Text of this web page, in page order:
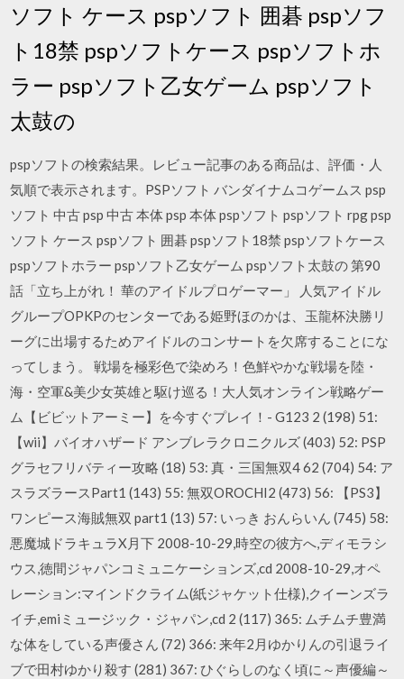
ソフト ケース pspソフト 囲碁 pspソフ
ト18禁 pspソフトケース pspソフトホ
ラー pspソフト乙女ゲーム pspソフト
太鼓の
pspソフトの検索結果。レビュー記事のある商品は、評価・人
気順で表示されます。PSPソフト バンダイナムコゲームス psp
ソフト 中古 psp 中古 本体 psp 本体 pspソフト pspソフト rpg psp
ソフト ケース pspソフト 囲碁 pspソフト18禁 pspソフトケース
pspソフトホラー pspソフト乙女ゲーム pspソフト太鼓の 第90
話「立ち上がれ！ 華のアイドルプロゲーマー」 人気アイドル
グループOPKPのセンターである姫野ほのかは、玉龍杯決勝リ
ーグに出場するためアイドルのコンサートを欠席することにな
ってしまう。 戦場を極彩色で染めろ！色鮮やかな戦場を陸・
海・空軍&美少女英雄と駆け巡る！大人気オンライン戦略ゲー
ム【ビビットアーミー】を今すぐプレイ！- G123 2 (198) 51:
【wii】バイオハザード アンブレラクロニクルズ (403) 52: PSP
グラセフリバティー攻略 (18) 53: 真・三国無双4 62 (704) 54: ア
スラズラースPart1 (143) 55: 無双OROCHI2 (473) 56: 【PS3】
ワンピース海賊無双 part1 (13) 57: いっき おんらいん (745) 58:
悪魔城ドラキュラX月下 2008-10-29,時空の彼方へ,ディモラシ
ウス,徳間ジャパンコミュニケーションズ,cd 2008-10-29,オペ
レーション:マインドクライム(紙ジャケット仕様),クイーンズラ
イチ,emiミュージック・ジャパン,cd 2 (117) 365: ムチムチ豊満
な体をしている声優さん (72) 366: 来年2月ゆかりんの引退ライ
ブで田村ゆかり殺す (281) 367: ひぐらしのなく頃に～声優編～